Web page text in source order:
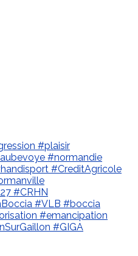
#plaisir
#normandie
#CreditAgricole
#CRHN
#VLB #boccia
#emancipation
#GIGA